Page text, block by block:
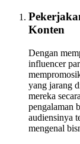
Konten
Dengan
influencer
yang jarang
mereka
pengalaman
audiensinya
mengenal